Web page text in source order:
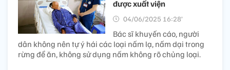
được xuất viện
04/06/2025 16:28’
Bác sĩ khuyến cáo, người
dân không nên tự ý hái các loại nấm lạ, nấm dại trong
rừng để ăn, không sử dụng nấm không rõ chủng loại.